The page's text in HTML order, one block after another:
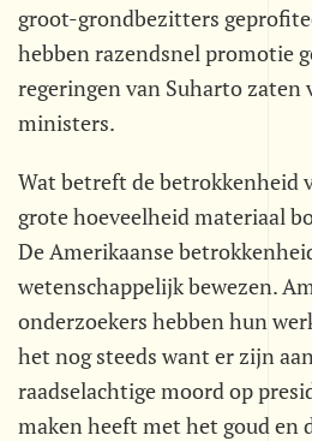
groot-grondbezitters
hebben razendsnel promotie
regeringen van Suharto
ministers.
Wat betreft de betrokkenheid
grote hoeveelheid materiaal
De Amerikaanse
wetenschappelijk bewezen.
onderzoekers hebben hun
het nog steeds want er zijn
raadselachtige moord op
maken heeft met het goud en